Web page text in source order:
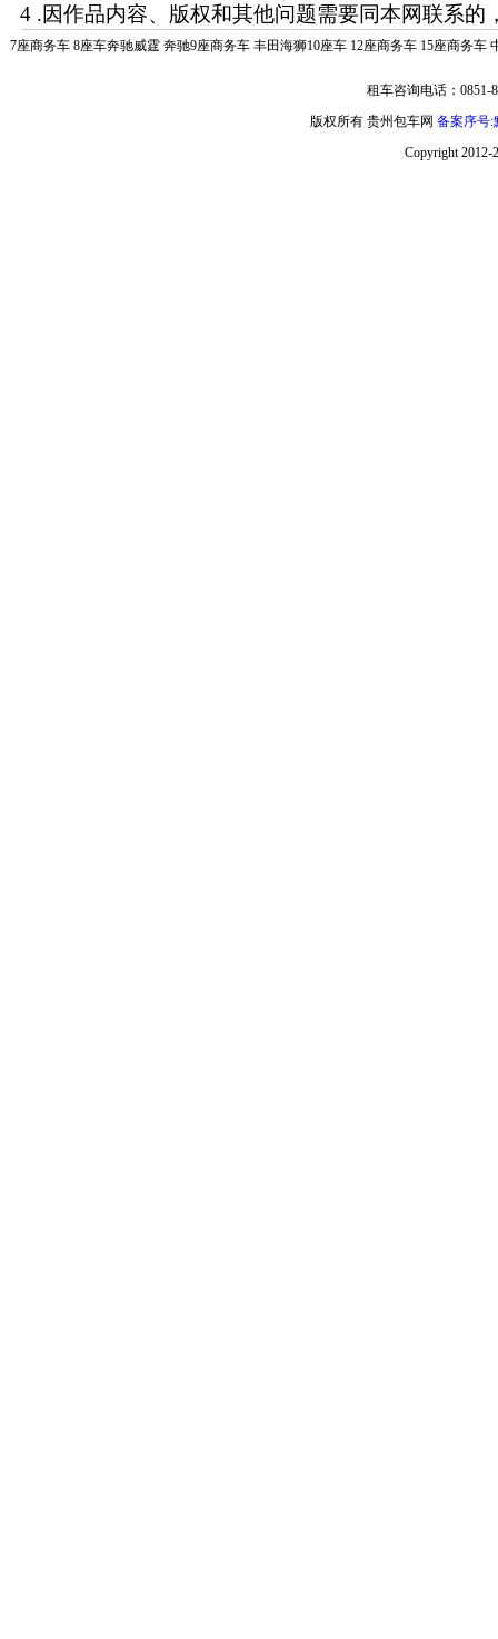
4 .因作品内容、版权和其他问题需要同本网联系的
7座商务车 8座车奔驰威霆 奔驰9座商务车 丰田海狮10座车 12座商务车 15座商务车
租车咨询电话：0851-
版权所有 贵州包车网 备案序号:
Copyright 2012-